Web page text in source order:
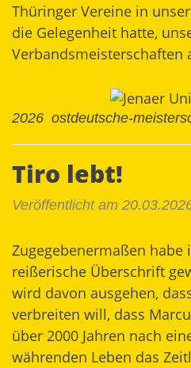
Thüringer Vereine in
die Gelegenheit hatte,
Verbandsmeisterschaften
2026 ostdeutsche-
Tiro lebt!
Veröffentlicht am
Zugegebenermaßen habe
reißerische Überschrift
wird davon ausgehen,
verbreiten will, dass
über 2000 Jahren nach
währenden Leben das